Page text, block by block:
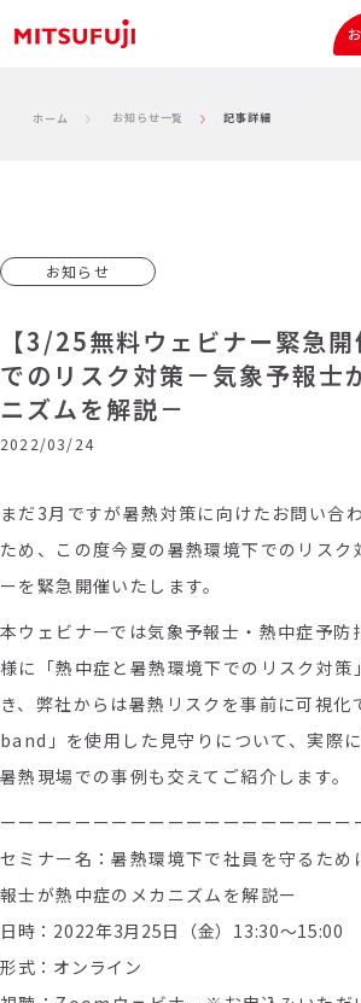
ホーム お知らせ一覧 記事詳細
お知らせ
【3/25無料ウェビナー緊急
でのリスク対策－気象予報士
ニズムを解説－
2022/03/24
まだ3月ですが暑熱対策に向けたお問い合
ため、この度今夏の暑熱環境下でのリスク
ーを緊急開催いたします。
本ウェビナーでは気象予報士 ・ 熱中症予防
様に 「熱中症と暑熱環境下での リスク 対策
き、弊社からは暑熱リスクを事前に可視化
band 」を使用した 見守りに ついて 、実際
暑熱現場での事例も交えてご紹介します。
ーーーーーーーーーーーーーーーーーーー
セミナー名：暑熱環境下で社員を守るため
報士が熱中症のメカニズムを解説ー
日時：2022年3月25日（金）13:30〜15:00
形式：オンライン